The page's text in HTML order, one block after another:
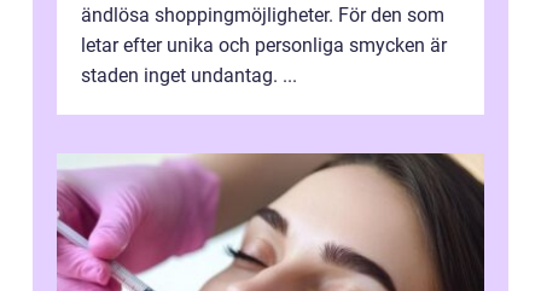
ändlösa shoppingmöjligheter. För den som
letar efter unika och personliga smycken är
staden inget undantag. ...